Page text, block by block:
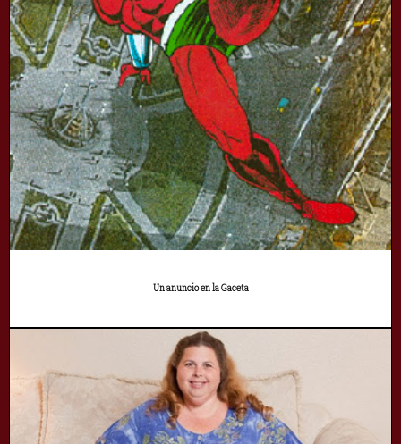
Un anuncio en la Gaceta